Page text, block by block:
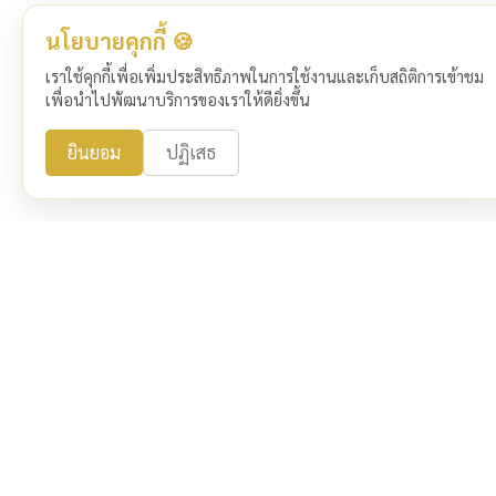
นโยบายคุกกี้ 🍪
เราใช้คุกกี้เพื่อเพิ่มประสิทธิภาพในการใช้งานและเก็บสถิติการเข้าชม
เพื่อนำไปพัฒนาบริการของเราให้ดียิ่งขึ้น
ยินยอม ปฏิเสธ